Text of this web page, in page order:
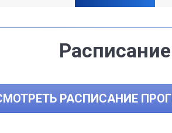
Расписание
РАСПИСАНИЕ